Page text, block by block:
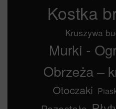
Kostka
Kruszywa
Murki -
Obrzeża –
Otoczaki